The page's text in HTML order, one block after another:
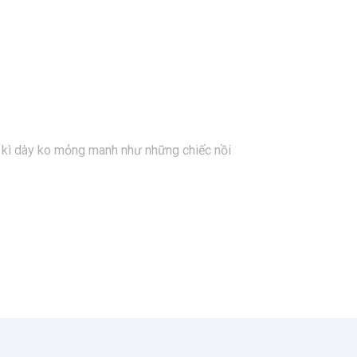
dày ko mỏng manh như những chiếc nồi
#noisizeto #size30 #NOIKALA